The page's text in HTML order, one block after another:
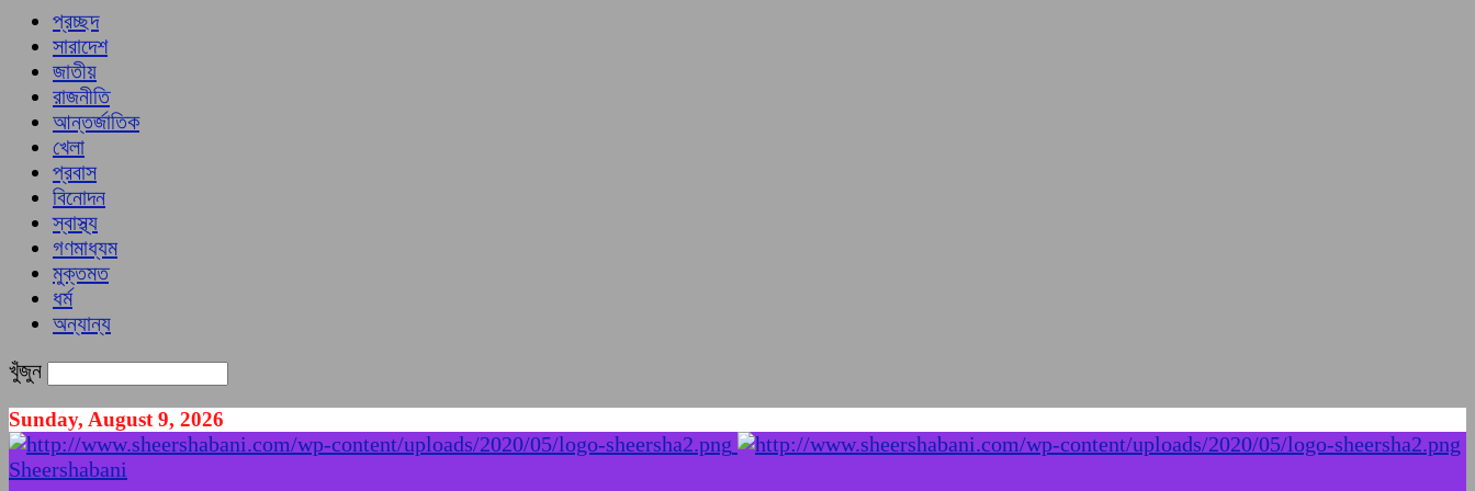
প্রচ্ছদ
সারাদেশ
জাতীয়
রাজনীতি
আন্তর্জাতিক
খেলা
প্রবাস
বিনোদন
স্বাস্থ্য
গণমাধ্যম
মুক্তমত
ধর্ম
অন্যান্য
খুঁজুন
Sunday, August 9, 2026
Sheershabani